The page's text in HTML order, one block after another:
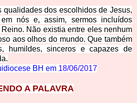
qualidades dos escolhidos de Jesus,
nós e, assim, sermos incluídos
Não existia entre eles nenhum
aos olhos do mundo. Que também
humildes, sinceros e capazes de
BH em 18/06/2017
A PALAVRA